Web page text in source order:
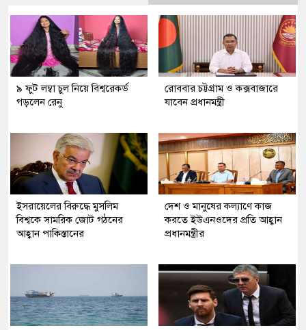
৯ ফুট লম্বা চুল নিয়ে বিশ্বরেকর্ড
গড়লেন রেনু
রোববার চট্টগ্রাম ও কক্সবাজারে
যাবেন প্রধানমন্ত্রী
ইসরায়েলের বিরুদ্ধে মুসলিম
বিশ্বকে সামরিক জোট গঠনের
আহ্বান পাকিস্তানের
দেশ ও মানুষের কল্যাণে কাজ
করতে ইউএনওদের প্রতি আহ্বান
প্রধানমন্ত্রীর